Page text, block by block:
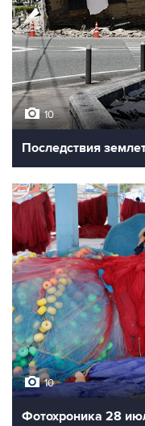
10
Последствия
10
Фотохроника 28